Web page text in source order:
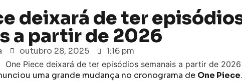
deixará de ter
a partir de 2026
outubro 28, 2025 1:16 pm
uma grande mudança no cronograma de One Piece